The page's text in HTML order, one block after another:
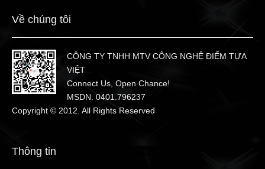
Về chúng tôi
CÔNG TY TNHH MTV CÔNG NGHỆ ĐIỂM TỰA
VIỆT
Connect Us, Open Chance!
MSDN: 0401.796237
Copyright © 2012. All Rights Reserved
Thông tin